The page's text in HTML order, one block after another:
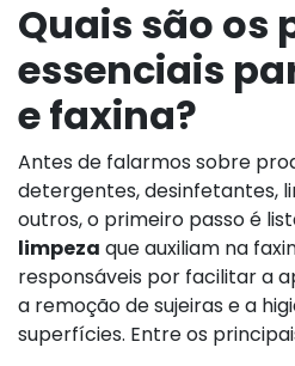
Quais são os
essenciais
e faxina?
Antes de falarmos sobre
detergentes, desinfetantes,
outros, o primeiro passo é
limpeza que auxiliam na
responsáveis por facilitar a
a remoção de sujeiras e a
superfícies. Entre os